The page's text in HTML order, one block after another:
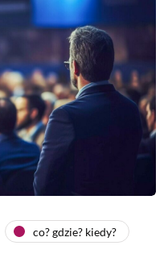
co? gdzie? kiedy?